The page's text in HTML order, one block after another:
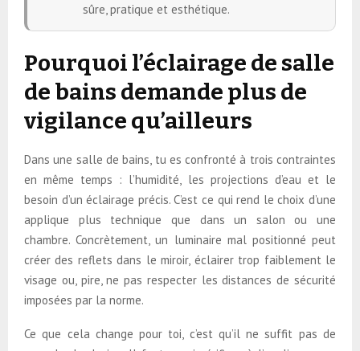
sûre, pratique et esthétique.
Pourquoi l’éclairage de salle
de bains demande plus de
vigilance qu’ailleurs
Dans une salle de bains, tu es confronté à trois contraintes
en même temps : l’humidité, les projections d’eau et le
besoin d’un éclairage précis. C’est ce qui rend le choix d’une
applique plus technique que dans un salon ou une
chambre. Concrètement, un luminaire mal positionné peut
créer des reflets dans le miroir, éclairer trop faiblement le
visage ou, pire, ne pas respecter les distances de sécurité
imposées par la norme.
Ce que cela change pour toi, c’est qu’il ne suffit pas de